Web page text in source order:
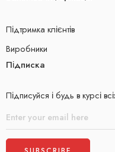
Підтримка клієнтів
Виробники
Підписка
Підписуйся і будь в курсі